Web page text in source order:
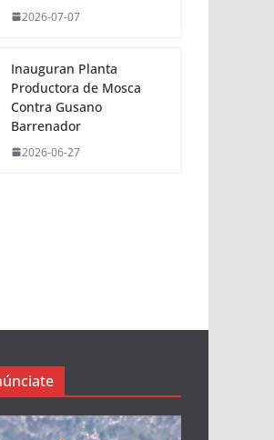
2026-07-07
Inauguran Planta
Productora de Mosca
Contra Gusano
Barrenador
2026-06-27